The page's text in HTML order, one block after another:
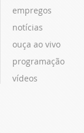
empregos
notícias
ouça ao vivo
programação
vídeos